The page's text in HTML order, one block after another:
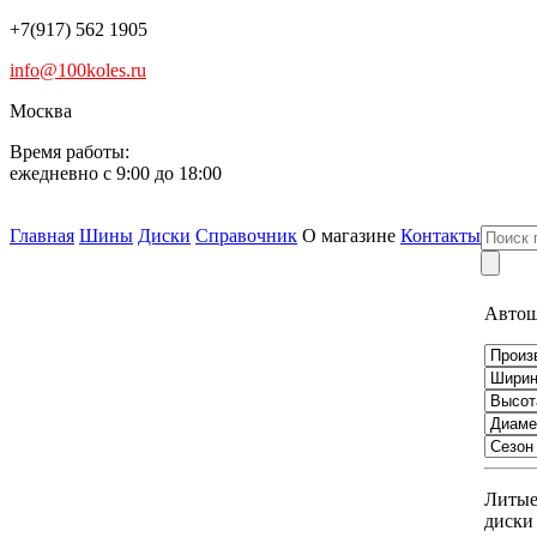
+7(917) 562 1905
info@100koles.ru
Москва
Время работы:
ежедневно с 9:00 до 18:00
Главная Шины Диски Справочник О магазине Контакты
Литые
диски